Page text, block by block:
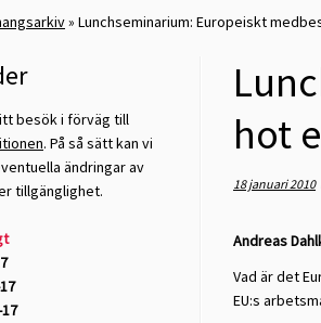
» Lunchseminarium: Europeiskt
besök i förväg till
. På så sätt kan vi
ändringar av
tillgänglighet.
hot
18 januari 2010
Andreas
Vad är det
EU:s